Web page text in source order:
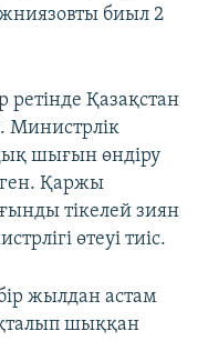
биыл 2
ретінде Қазақстан
Министрлік
шығын өндіру
Қаржы
тікелей зиян
өтеуі тиіс.
жылдан астам
шыққан